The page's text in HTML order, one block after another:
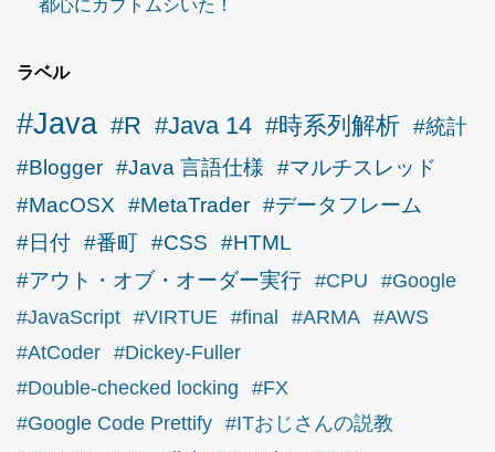
都心にカブトムシいた！
ラベル
#Java #R #Java 14 #時系列解析 #統計
#Blogger #Java 言語仕様
#マルチスレッド
#MacOSX
#MetaTrader #データフレーム
#日付 #番町 #CSS
#HTML
#アウト・オブ・オーダー実行 #CPU
#Google
#JavaScript #VIRTUE #final #ARMA #AWS
#AtCoder #Dickey-Fuller
#Double-checked locking
#FX
#Google Code Prettify #ITおじさんの説教